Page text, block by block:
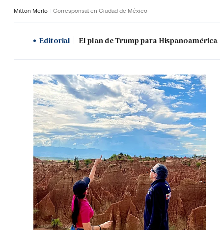
Milton Merlo Corresponsal en Ciudad de México
Editorial El plan de Trump para Hispanoamérica